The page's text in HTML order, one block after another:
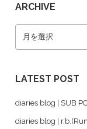
ARCHIVE
LATEST POST
diaries blog | SUB
diaries blog |